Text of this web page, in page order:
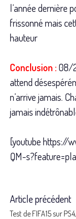
l’année dernière
frissonné mais
hauteur
Conclusion :08/
attend
n’arrive jamais.
jamais
[youtube https://
QM-
Read
Article précédent
Test de FIFA15 sur